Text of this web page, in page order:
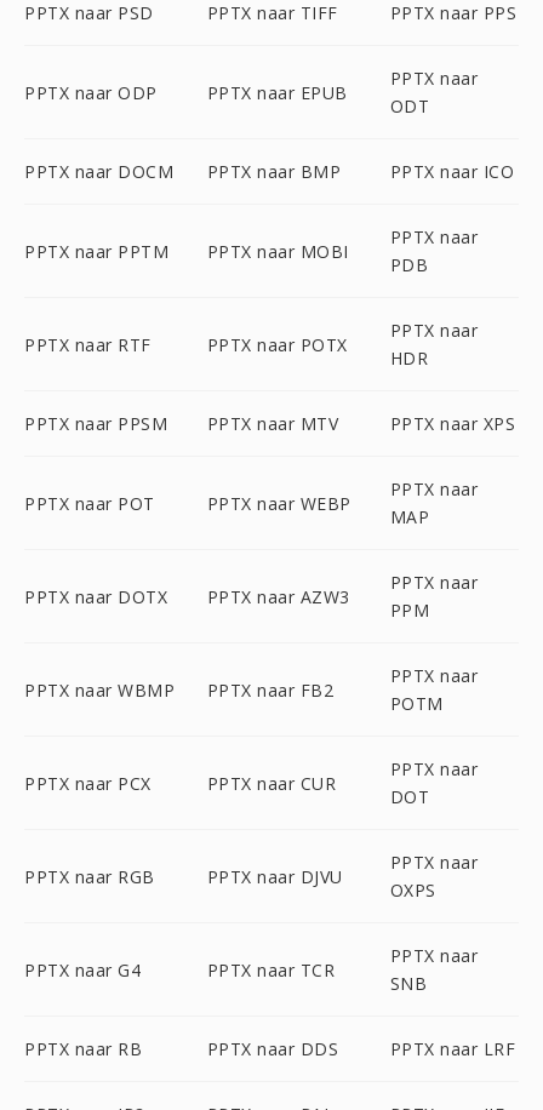
PPTX naar PSD PPTX naar TIFF PPTX naar PPS
PPTX naar ODP PPTX naar EPUB
PPTX naar
ODT
PPTX naar DOCM PPTX naar BMP PPTX naar ICO
PPTX naar PPTM PPTX naar MOBI
PPTX naar
PDB
PPTX naar RTF PPTX naar POTX
PPTX naar
HDR
PPTX naar PPSM PPTX naar MTV PPTX naar XPS
PPTX naar POT PPTX naar WEBP
PPTX naar
MAP
PPTX naar DOTX PPTX naar AZW3
PPTX naar
PPM
PPTX naar WBMP PPTX naar FB2
PPTX naar
POTM
PPTX naar PCX PPTX naar CUR
PPTX naar
DOT
PPTX naar RGB PPTX naar DJVU
PPTX naar
OXPS
PPTX naar G4 PPTX naar TCR
PPTX naar
SNB
PPTX naar RB PPTX naar DDS PPTX naar LRF